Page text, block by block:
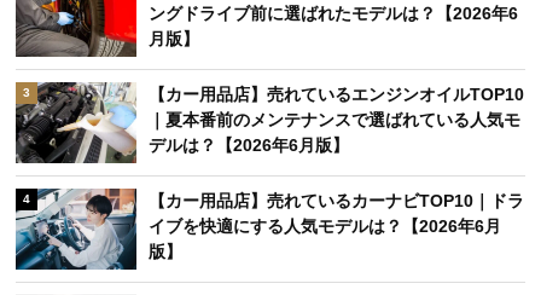
ングドライブ前に選ばれたモデルは？【2026年6
月版】
3
【カー用品店】売れているエンジンオイルTOP10
｜夏本番前のメンテナンスで選ばれている人気モ
デルは？【2026年6月版】
4
【カー用品店】売れているカーナビTOP10｜ドラ
イブを快適にする人気モデルは？【2026年6月
版】